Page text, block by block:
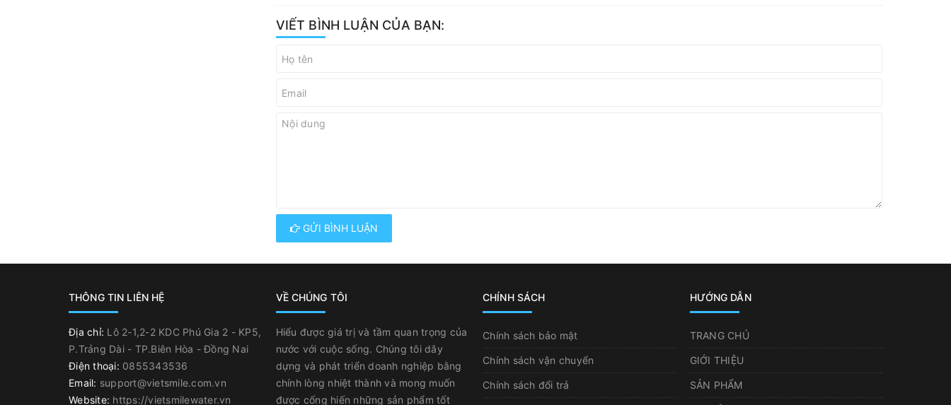
VIẾT BÌNH LUẬN CỦA BẠN:
GỬI BÌNH LUẬN
THÔNG TIN LIÊN HỆ
Địa chỉ: Lô 2-1,2-2 KDC Phú Gia 2 - KP5,
P.Trảng Dài - TP.Biên Hòa - Đồng Nai
Điện thoại: 0855343536
Email: support@vietsmile.com.vn
Website: https://vietsmilewater.vn
VỀ CHÚNG TÔI
Hiểu được giá trị và tầm quan trọng của
nước với cuộc sống. Chúng tôi dây
dựng và phát triển doanh nghiệp bằng
chính lòng nhiệt thành và mong muốn
được cống hiến những sản phẩm tốt
CHÍNH SÁCH
Chính sách bảo mật
Chính sách vận chuyển
Chính sách đổi trả
HƯỚNG DẪN
TRANG CHỦ
GIỚI THIỆU
SẢN PHẨM